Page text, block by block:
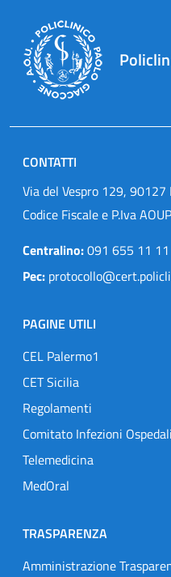
CONTATTI
Via del Vespro 129, 90127
Codice Fiscale e P.Iva
Centralino:091 655 11 11
Pec:
PAGINE UTILI
CEL Palermo1
CET Sicilia
Regolamenti
Comitato Infezioni
Telemedicina
MedOral
TRASPARENZA
Amministrazione